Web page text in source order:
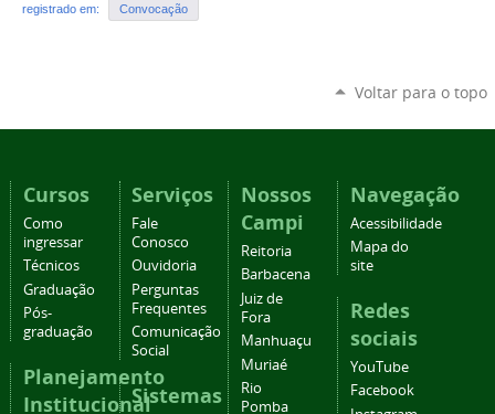
registrado em: Convocação
Voltar para o topo
Cursos
Como
ingressar
Técnicos
Graduação
Pós-
graduação
Planejamento
Institucional
Serviços
Fale
Conosco
Ouvidoria
Perguntas
Frequentes
Comunicação
Social
Sistemas
Nossos
Campi
Reitoria
Barbacena
Juiz de
Fora
Manhuaçu
Muriaé
Rio
Pomba
Navegação
Acessibilidade
Mapa do
site
Redes
sociais
YouTube
Facebook